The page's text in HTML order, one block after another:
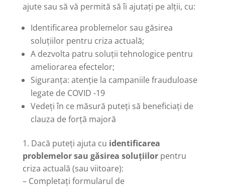
ajute sau să vă permită să îi ajutați pe alții, cu:
Identificarea problemelor sau găsirea
soluțiilor pentru criza actuală;
A dezvolta patru soluții tehnologice pentru
ameliorarea efectelor;
Siguranța: atenție la campaniile frauduloase
legate de COVID -19
Vedeți în ce măsură puteți să beneficiați de
clauza de forță majoră
1. Dacă puteți ajuta cu identificarea
problemelor sau găsirea soluțiilorpentru
criza actuală (sau viitoare):
– Completați formularul de